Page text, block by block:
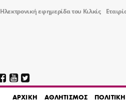
Ηλεκτρονική εφημερίδα του Κιλκίς
AΡΧΙΚΗ ΑΘΛΗΤΙΣΜΟΣ ΠΟΛΙΤΙΚΗ